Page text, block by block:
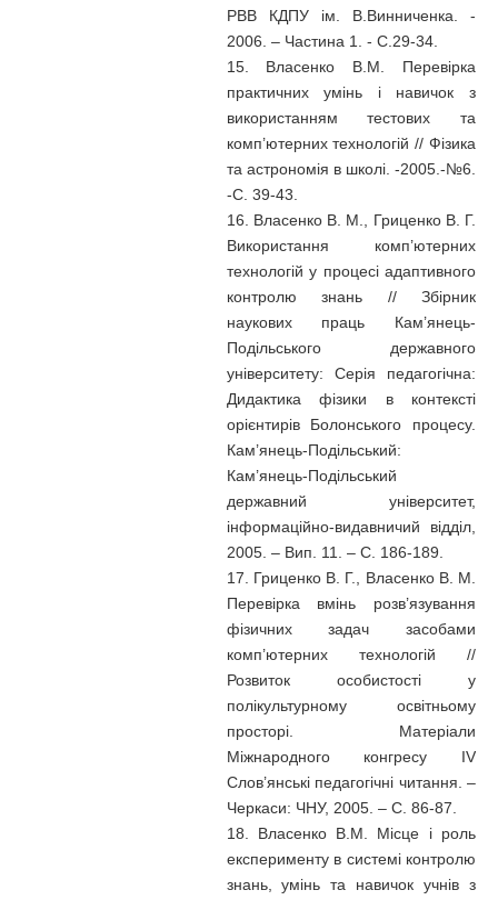
РВВ КДПУ ім. В.Винниченка. -
2006. – Частина 1. - C.29-34.
15. Власенко В.М. Перевірка
практичних умінь і навичок з
використанням тестових та
комп’ютерних технологій // Фізика
та астрономія в школі. -2005.-№6.
-С. 39-43.
16. Власенко В. М., Гриценко В. Г.
Використання комп’ютерних
технологій у процесі адаптивного
контролю знань // Збірник
наукових праць Кам’янець-
Подільського державного
університету: Серія педагогічна:
Дидактика фізики в контексті
орієнтирів Болонського процесу.
Кам’янець-Подільський:
Кам’янець-Подільський
державний університет,
інформаційно-видавничий відділ,
2005. – Вип. 11. – С. 186-189.
17. Гриценко В. Г., Власенко В. М.
Перевірка вмінь розв’язування
фізичних задач засобами
комп’ютерних технологій //
Розвиток особистості у
полікультурному освітньому
просторі. Матеріали
Міжнародного конгресу IV
Слов’янські педагогічні читання. –
Черкаси: ЧНУ, 2005. – С. 86-87.
18. Власенко В.М. Місце і роль
експерименту в системі контролю
знань, умінь та навичок учнів з